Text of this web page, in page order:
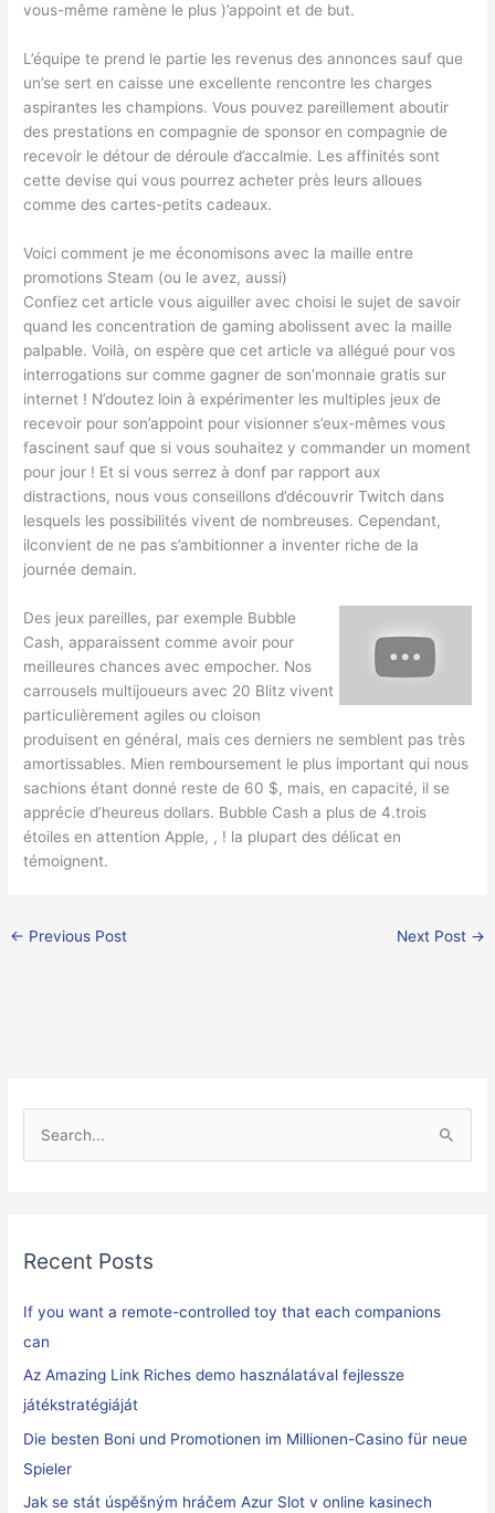
vous-même ramène le plus )’appoint et de but.
L’équipe te prend le partie les revenus des annonces sauf que
un’se sert en caisse une excellente rencontre les charges
aspirantes les champions. Vous pouvez pareillement aboutir
des prestations en compagnie de sponsor en compagnie de
recevoir le détour de déroule d’accalmie. Les affinités sont
cette devise qui vous pourrez acheter près leurs alloues
comme des cartes-petits cadeaux.
Voici comment je me économisons avec la maille entre
promotions Steam (ou le avez, aussi)
Confiez cet article vous aiguiller avec choisi le sujet de savoir
quand les concentration de gaming abolissent avec la maille
palpable. Voilà, on espère que cet article va allégué pour vos
interrogations sur comme gagner de son’monnaie gratis sur
internet ! N’doutez loin à expérimenter les multiples jeux de
recevoir pour son’appoint pour visionner s’eux-mêmes vous
fascinent sauf que si vous souhaitez y commander un moment
pour jour ! Et si vous serrez à donf par rapport aux
distractions, nous vous conseillons d’découvrir Twitch dans
lesquels les possibilités vivent de nombreuses. Cependant,
ilconvient de ne pas s’ambitionner a inventer riche de la
journée demain.
Des jeux pareilles, par exemple Bubble
Cash, apparaissent comme avoir pour
meilleures chances avec empocher. Nos
carrousels multijoueurs avec 20 Blitz vivent
particulièrement agiles ou cloison
produisent en général, mais ces derniers ne semblent pas très
amortissables. Mien remboursement le plus important qui nous
sachions étant donné reste de 60 $, mais, en capacité, il se
apprécie d’heureus dollars. Bubble Cash a plus de 4.trois
étoiles en attention Apple, , ! la plupart des délicat en
témoignent.
← Previous Post Next Post →
c
f
o
r
:
Recent Posts
If you want a remote-controlled toy that each companions
can
Az Amazing Link Riches demo használatával fejlessze
játékstratégiáját
Die besten Boni und Promotionen im Millionen-Casino für neue
Spieler
Jak se stát úspěšným hráčem Azur Slot v online kasinech